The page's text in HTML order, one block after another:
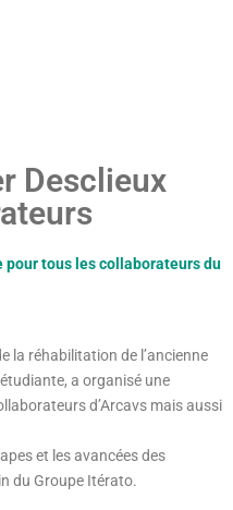
Desclieux
pour tous les collaborateurs du
la réhabilitation de l’ancienne
a organisé une
d’Arcavs mais aussi
et les avancées des
du Groupe Itérato.